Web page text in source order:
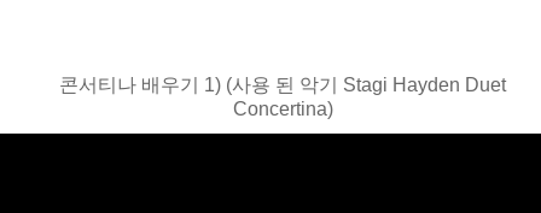
콘서티나 배우기 1) (사용 된 악기 Stagi Hayden Duet
Concertina)